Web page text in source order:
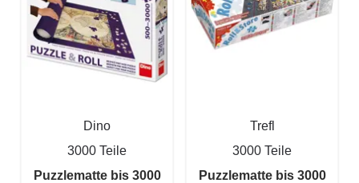
Dino
3000 Teile
Puzzlematte bis 3000
Trefl
3000 Teile
Puzzlematte bis 3000